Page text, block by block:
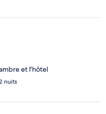
et l'hôtel
nuits